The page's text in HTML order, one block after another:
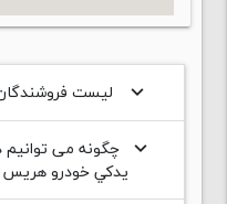
keyboard_arrow_down لیست
keyboard_arrow_down چگونه می توانیم
يدکي خودرو هریس